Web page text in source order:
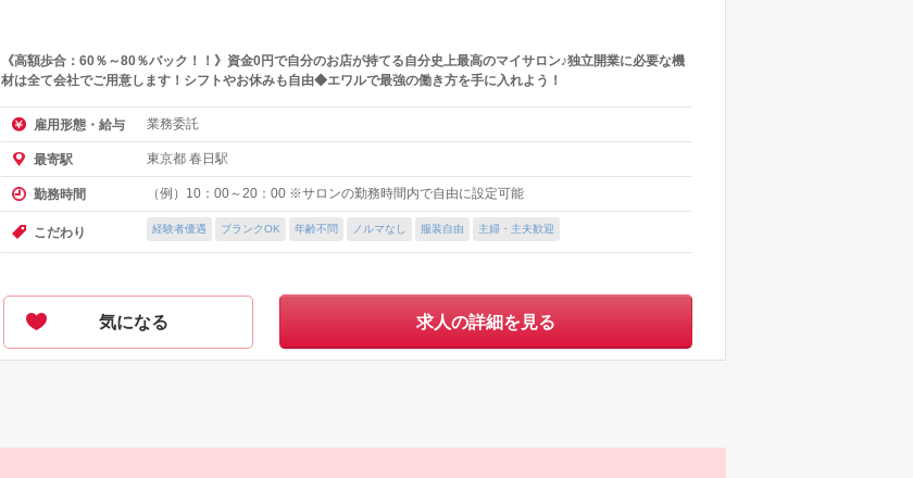
《高額歩合：60％～80％バック！！》資金0円で自分のお店が持てる自分史上最高のマイサロン♪独立開業に必要な機
材は全て会社でご用意します！シフトやお休みも自由◆エワルで最強の働き方を手に入れよう！
雇用形態・給与 業務委託
最寄駅 東京都 春日駅
勤務時間 （例）10：00～20：00 ※サロンの勤務時間内で自由に設定可能
こだわり 経験者優遇 ブランクOK 年齢不問 ノルマなし 服装自由 主婦・主夫歓迎
気になる 求人の詳細を見る